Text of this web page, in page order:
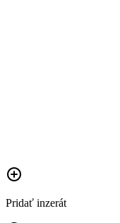
Pridať inzerát